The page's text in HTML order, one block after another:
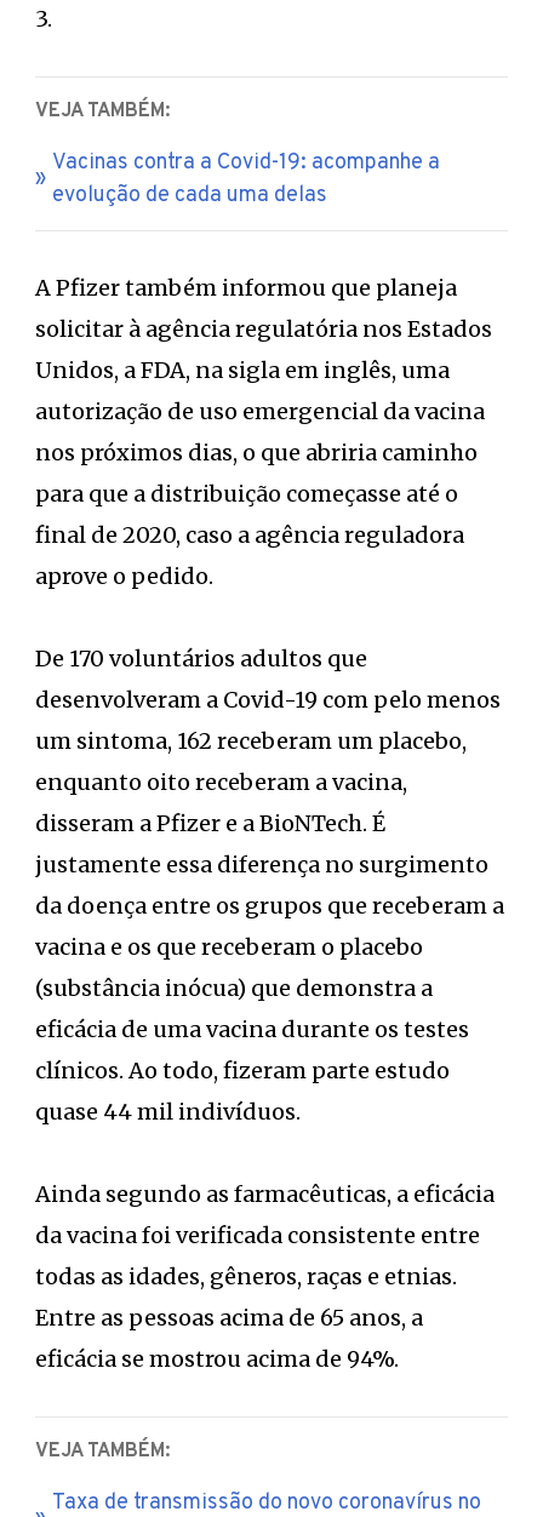
3.
VEJA TAMBÉM:
Vacinas contra a Covid-19: acompanhe a
evolução de cada uma delas
A Pfizer também informou que planeja
solicitar à agência regulatória nos Estados
Unidos, a FDA, na sigla em inglês, uma
autorização de uso emergencial da vacina
nos próximos dias, o que abriria caminho
para que a distribuição começasse até o
final de 2020, caso a agência reguladora
aprove o pedido.
De 170 voluntários adultos que
desenvolveram a Covid-19 com pelo menos
um sintoma, 162 receberam um placebo,
enquanto oito receberam a vacina,
disseram a Pfizer e a BioNTech. É
justamente essa diferença no surgimento
da doença entre os grupos que receberam a
vacina e os que receberam o placebo
(substância inócua) que demonstra a
eficácia de uma vacina durante os testes
clínicos. Ao todo, fizeram parte estudo
quase 44 mil indivíduos.
Ainda segundo as farmacêuticas, a eficácia
da vacina foi verificada consistente entre
todas as idades, gêneros, raças e etnias.
Entre as pessoas acima de 65 anos, a
eficácia se mostrou acima de 94%.
VEJA TAMBÉM:
Taxa de transmissão do novo coronavírus no